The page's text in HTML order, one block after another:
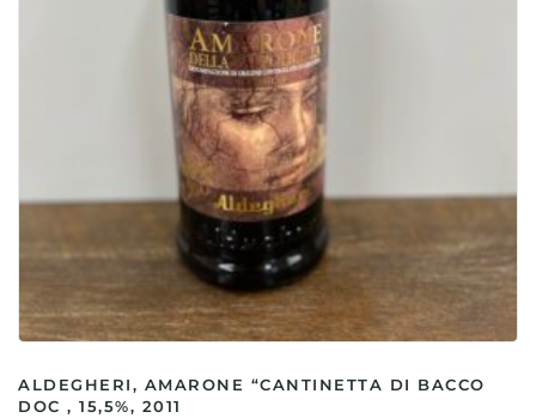
ALDEGHERI, AMARONE “CANTINETTA DI BACCO
DOC , 15,5%, 2011